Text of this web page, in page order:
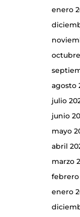
enero
agosto
julio
junio
mayo
abril
marzo
febrero
enero